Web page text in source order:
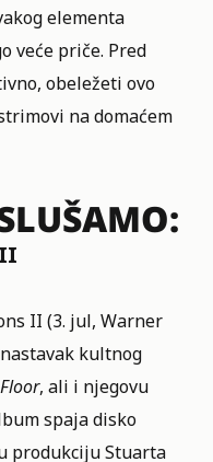
elementa
veće priče. Pred
obeležeti ovo
na domaćem
II (3. jul, Warner
kultnog
, ali i njegovu
spaja disko
produkciju Stuarta